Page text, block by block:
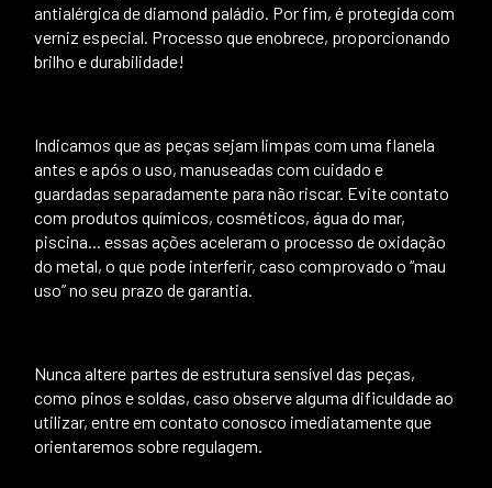
antialérgica de diamond paládio. Por fim, é protegida com
verniz especial. Processo que enobrece, proporcionando
brilho e durabilidade!
Indicamos que as peças sejam limpas com uma flanela
antes e após o uso, manuseadas com cuidado e
guardadas separadamente para não riscar. Evite contato
com produtos químicos, cosméticos, água do mar,
piscina... essas ações aceleram o processo de oxidação
do metal, o que pode interferir, caso comprovado o “mau
uso” no seu prazo de garantia.
Nunca altere partes de estrutura sensível das peças,
como pinos e soldas, caso observe alguma dificuldade ao
utilizar, entre em contato conosco imediatamente que
orientaremos sobre regulagem.